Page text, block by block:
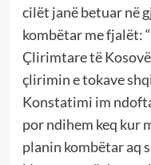
cilët janë betuar në
kombëtar me fjalët:
Çlirimtare të
çlirimin e tokave
Konstatimi im
por ndihem keq kur
planin kombëtar aq